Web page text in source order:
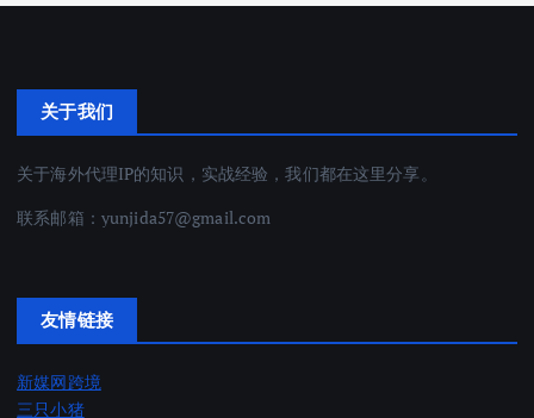
关于我们
关于海外代理IP的知识，实战经验，我们都在这里分享。
联系邮箱： yunjida57@gmail.com
友情链接
新媒网跨境
三只小猪